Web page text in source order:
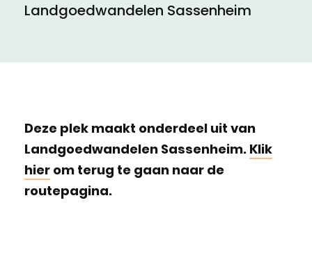
Landgoedwandelen Sassenheim
Deze plek maakt onderdeel uit van
Landgoedwandelen Sassenheim. Klik
hier om terug te gaan naar de
routepagina.